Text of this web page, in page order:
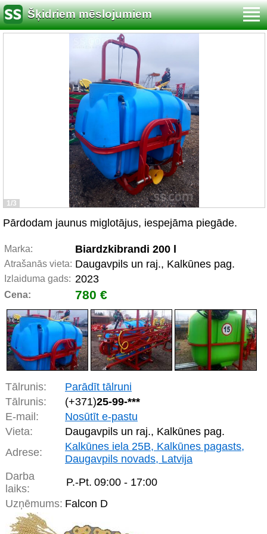
Šķidriem mēslojumiem
1/3
Pārdodam jaunus miglotājus, iespejāma piegāde.
Marka: Biardzkibrandi 200 l
Atrašanās vieta: Daugavpils un raj., Kalkūnes pag.
Izlaiduma gads: 2023
Cena: 780 €
Tālrunis:
Parādīt tālruni
Tālrunis:
(+371)25-99-***
E-mail:
Nosūtīt e-pastu
Vieta:
Daugavpils un raj., Kalkūnes pag.
Adrese:
Kalkūnes iela 25B, Kalkūnes pagasts,
Daugavpils novads, Latvija
Darba
laiks:
P.-Pt. 09:00 - 17:00
Uzņēmums: Falcon D